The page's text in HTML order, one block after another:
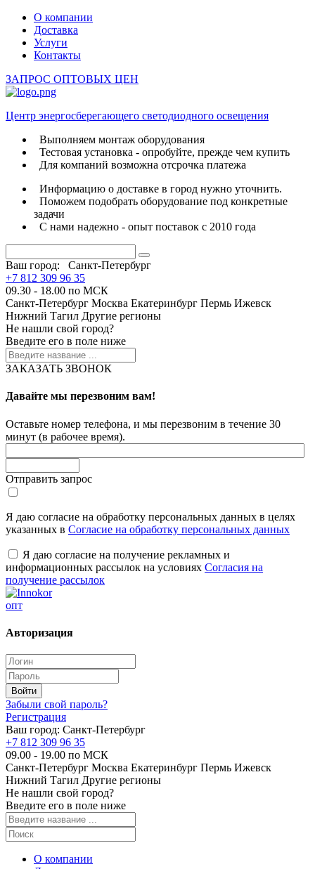
О компании
Доставка
Услуги
Контакты
ЗАПРОС ОПТОВЫХ ЦЕН
Центр энергосберегающего светодиодного освещения
Выполняем монтаж оборудования
Тестовая установка - опробуйте, прежде чем купить
Для компаний возможна отсрочка платежа
Информацию о доставке в город нужно уточнить.
Поможем подобрать оборудование под конкретные
задачи
С нами надежно - опыт поставок с 2010 года
Ваш город:
Санкт-Петербург
+7 812 309 96 35
09.30 - 18.00 по МСК
Санкт-Петербург Москва Екатеринбург Пермь Ижевск
Нижний Тагил Другие регионы
Не нашли свой город?
Введите его в поле ниже
ЗАКАЗАТЬ ЗВОНОК
Давайте мы перезвоним вам!
Оставьте номер телефона, и мы перезвоним в течение 30
минут (в рабочее время).
Отправить запрос
Я даю согласие на обработку персональных данных в целях
указанных в Согласие на обработку персональных данных
Я даю согласие на получение рекламных и
информационных рассылок на условиях Согласия на
получение рассылок
опт
Авторизация
Забыли свой пароль?
Регистрация
Ваш город: Санкт-Петербург
+7 812 309 96 35
09.00 - 19.00 по МСК
Санкт-Петербург Москва Екатеринбург Пермь Ижевск
Нижний Тагил Другие регионы
Не нашли свой город?
Введите его в поле ниже
О компании